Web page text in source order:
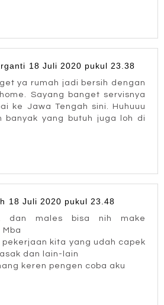
18 Juli 2020 pukul 23.38
ya rumah jadi bersih dengan
Sayang banget servisnya
ke Jawa Tengah sini. Huhuuu
banyak yang butuh juga loh di
18 Juli 2020 pukul 23.48
dan males bisa nih make
Mba
kita yang udah capek
dan lain-lain
keren pengen coba aku